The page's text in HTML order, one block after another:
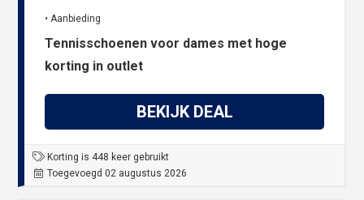
• Aanbieding
Tennisschoenen voor dames met hoge
korting in outlet
BEKIJK DEAL
Korting is 448 keer gebruikt
Toegevoegd 02 augustus 2026